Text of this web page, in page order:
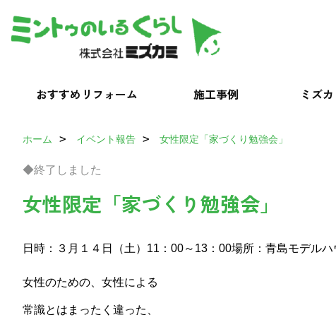
おすすめリフォーム 施工事例 ミズ
ホーム イベント報告 女性限定「家づくり勉強会」
◆終了しました
女性限定「家づくり勉強会」
日時：３月１４日（土）11：00～13：00場所：青島モデルハ
女性のための、女性による
常識とはまったく違った、